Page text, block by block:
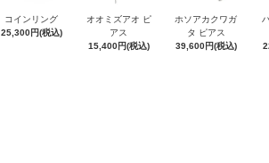
コインリング
25,300円(税込)
オオミズアオ ピ
アス
15,400円(税込)
ホソアカクワガ
タ ピアス
39,600円(税込)